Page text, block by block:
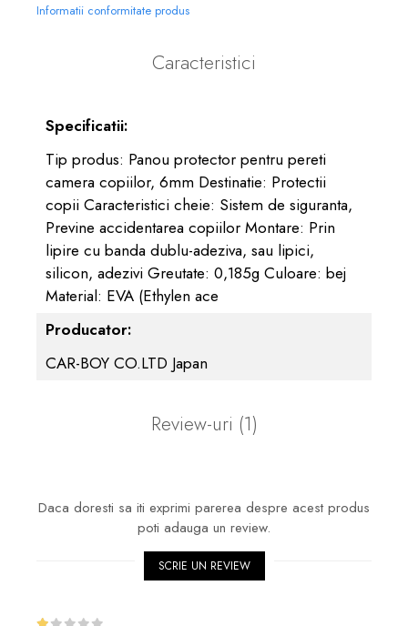
Informatii conformitate produs
Caracteristici
Specificatii:
Tip produs: Panou protector pentru pereti
camera copiilor, 6mm Destinatie: Protectii
copii Caracteristici cheie: Sistem de siguranta,
Previne accidentarea copiilor Montare: Prin
lipire cu banda dublu-adeziva, sau lipici,
silicon, adezivi Greutate: 0,185g Culoare: bej
Material: EVA (Ethylen ace
Producator:
CAR-BOY CO.LTD Japan
Review-uri (1)
Daca doresti sa iti exprimi parerea despre acest produs
poti adauga un review.
SCRIE UN REVIEW